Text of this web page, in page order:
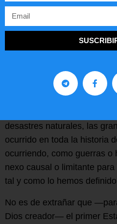
causade todos los
limitante en la resolución de
Dios, la biblia y
Todo lo anterior tiene
teológico: la palabra de
ha dominado al hombre
desastres naturales, las
ocurrido en toda la historia
ocurriendo, como guerras o
nexo causal o limitante
tal y como lo hemos
No es de extrañar que
Dios creador— el primer